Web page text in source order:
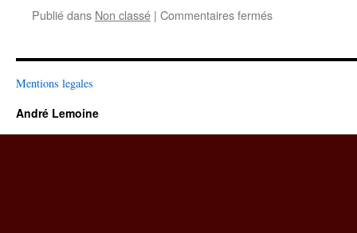
Publié dans Non classé | Commentaires ferméssur
Spiritualité
Mentions legales
André Lemoine